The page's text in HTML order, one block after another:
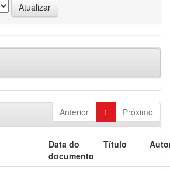
Anterior 1 Próximo
Data do
documento
Título